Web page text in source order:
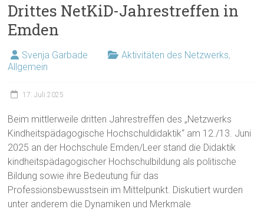
Drittes NetKiD-Jahrestreffen in
Emden
Svenja Garbade Aktivitäten des Netzwerks,
Allgemein
17. Juli 2025
Beim mittlerweile dritten Jahrestreffen des „Netzwerks
Kindheitspädagogische Hochschuldidaktik“ am 12./13. Juni
2025 an der Hochschule Emden/Leer stand die Didaktik
kindheitspädagogischer Hochschulbildung als politische
Bildung sowie ihre Bedeutung für das
Professionsbewusstsein im Mittelpunkt. Diskutiert wurden
unter anderem die Dynamiken und Merkmale